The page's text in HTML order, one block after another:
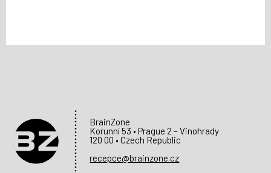
BrainZone
Korunní 53 • Prague 2 – Vinohrady
120 00 • Czech Republic
recepce@brainzone.cz